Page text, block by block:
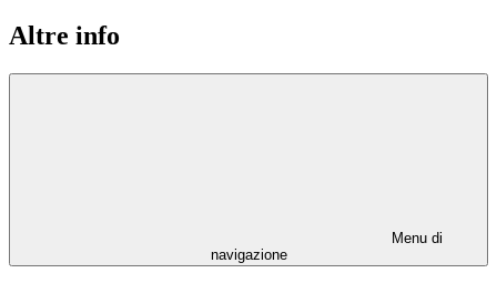
Altre info
Menu di
navigazione